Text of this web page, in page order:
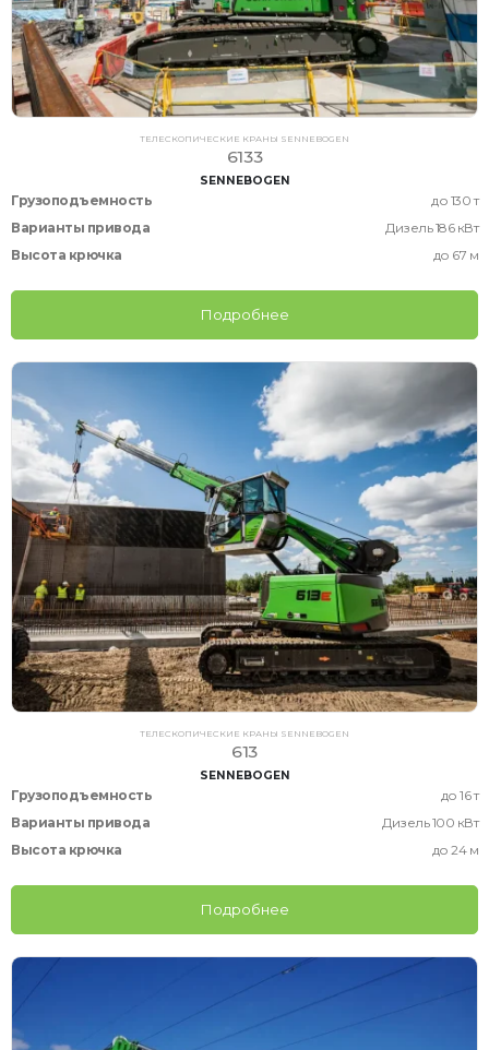
ТЕЛЕСКОПИЧЕСКИЕ КРАНЫ SENNEBOGEN
6133
SENNEBOGEN
Грузоподъемность
до 130 т
Варианты привода
Дизель 186 кВт
Высота крючка
до 67 м
Подробнее
ТЕЛЕСКОПИЧЕСКИЕ КРАНЫ SENNEBOGEN
613
SENNEBOGEN
Грузоподъемность
до 16 т
Варианты привода
Дизель 100 кВт
Высота крючка
до 24 м
Подробнее